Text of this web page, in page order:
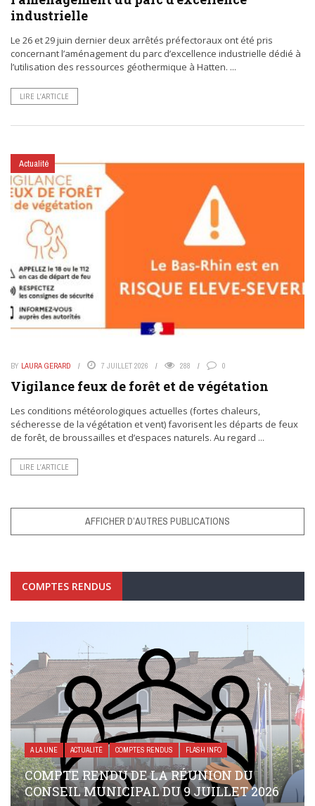
industrielle
Le 26 et 29 juin dernier deux arrêtés préfectoraux ont été pris
concernant l’aménagement du parc d’excellence industrielle dédié à
l’utilisation des ressources géothermique à Hatten. ...
LIRE L’ARTICLE
Actualité
BY LAURA GERARD 7 JUILLET 2026 288 0
Vigilance feux de forêt et de végétation
Les conditions météorologiques actuelles (fortes chaleurs,
sécheresse de la végétation et vent) favorisent les départs de feux
de forêt, de broussailles et d’espaces naturels. Au regard ...
LIRE L’ARTICLE
AFFICHER D’AUTRES PUBLICATIONS
COMPTES RENDUS
A LA UNE ACTUALITÉ COMPTES RENDUS FLASH INFO
COMPTE RENDU DE LA RÉUNION DU
CONSEIL MUNICIPAL DU 9 JUILLET 2026